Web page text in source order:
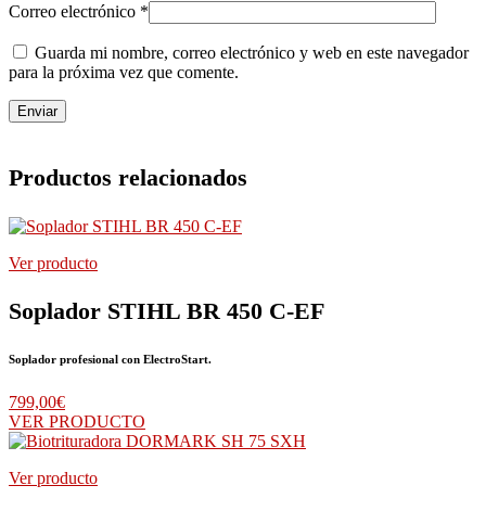
Correo electrónico *
Guarda mi nombre, correo electrónico y web en este navegador
para la próxima vez que comente.
Productos relacionados
Ver producto
Soplador STIHL BR 450 C-EF
Soplador profesional con ElectroStart.
799,00€
VER PRODUCTO
Ver producto